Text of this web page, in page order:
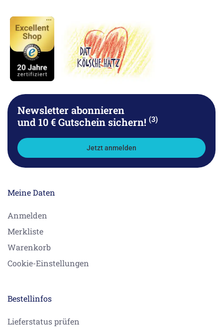
Newsletter abonnieren
und 10 € Gutschein sichern! (3)
Jetzt anmelden
Meine Daten
Anmelden
Merkliste
Warenkorb
Cookie-Einstellungen
Bestellinfos
Lieferstatus prüfen